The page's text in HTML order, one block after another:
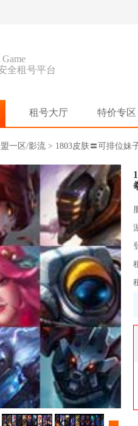
全租号平台
租号大厅 特价专区
一区/影流 > 1803皮肤〓可排位